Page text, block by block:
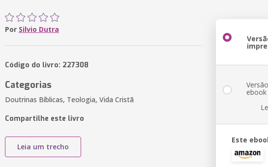
Por Silvio Dutra
Código do livro: 227308
Categorias
Doutrinas Bíblicas, Teologia, Vida Cristã
Compartilhe este livro
Leia um trecho
Versão
ebook
Este